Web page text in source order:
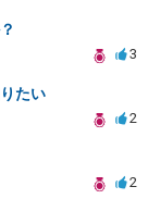
3
たい
2
2